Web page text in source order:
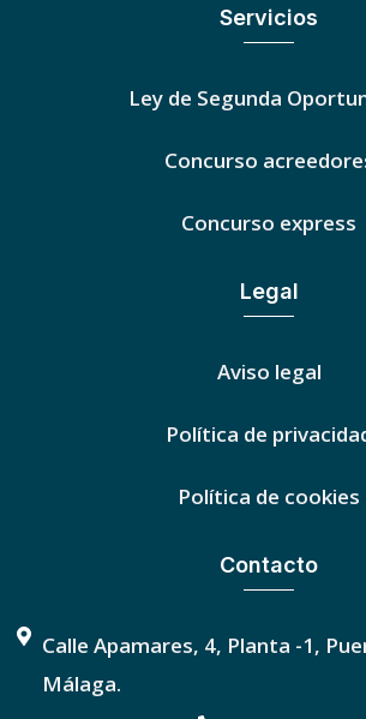
Servicios
Ley de Segunda
Concurso
Concurso express
Legal
Aviso legal
Política de
Política de cookies
Contacto
Calle Apamares, 4, Planta -1,
Málaga.